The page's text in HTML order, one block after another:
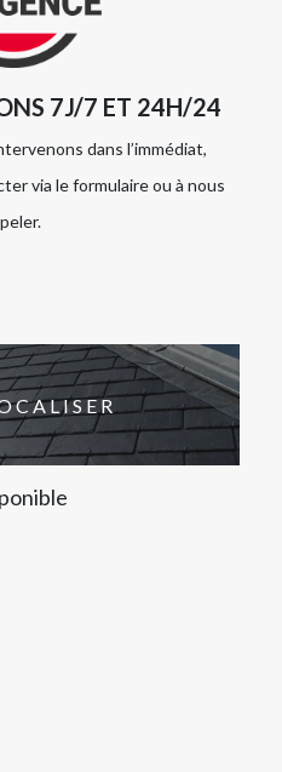
7J/7 ET 24H/24
dans l’immédiat,
via le formulaire ou à nous